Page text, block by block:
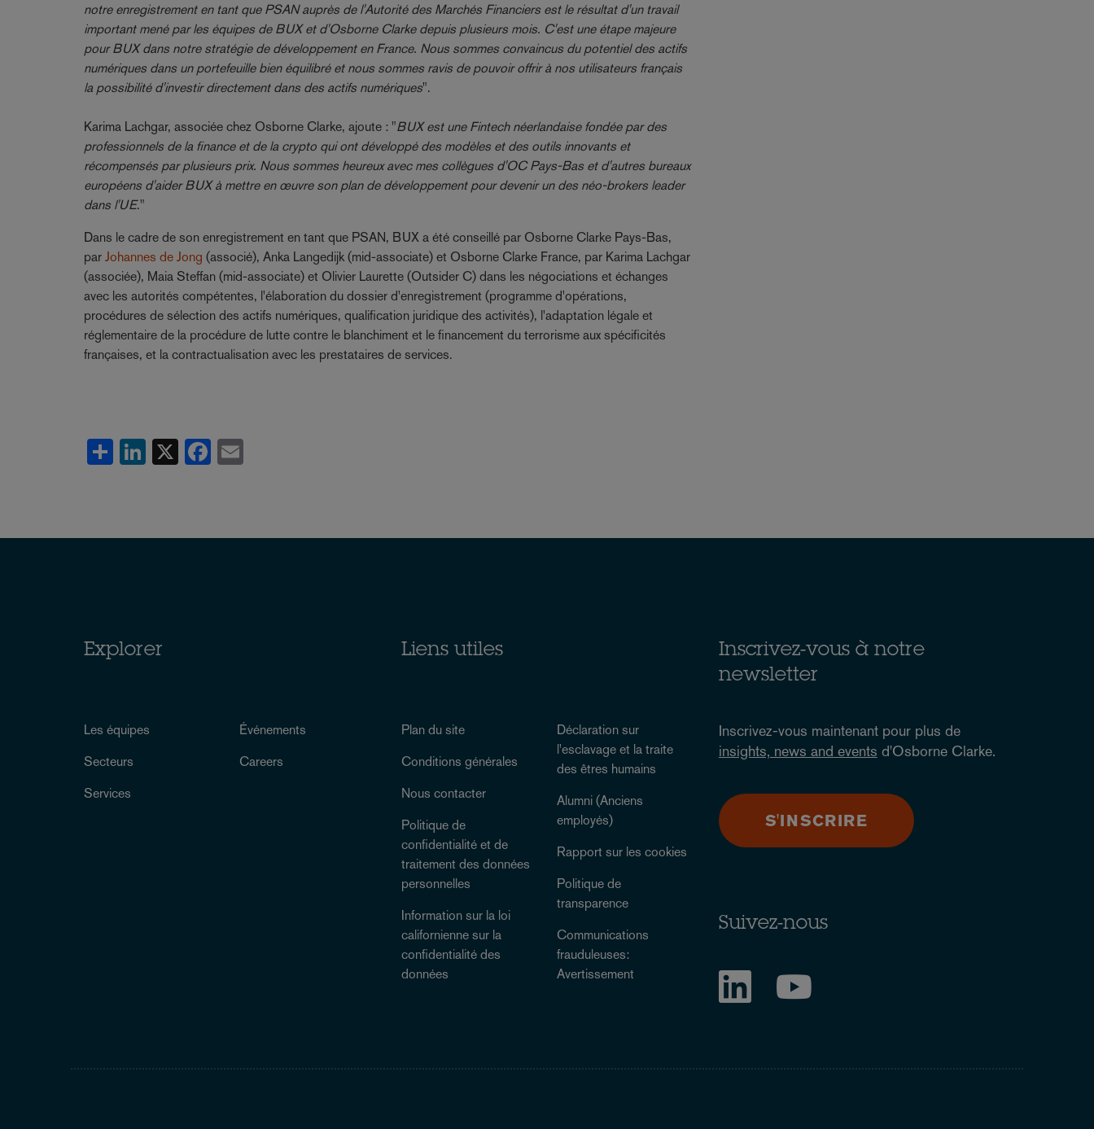
notre enregistrement en tant que PSAN auprès de l'Autorité des Marchés Financiers est le résultat d'un travail
important mené par les équipes de BUX et d'Osborne Clarke depuis plusieurs mois. C'est une étape majeure
pour BUX dans notre stratégie de développement en France. Nous sommes convaincus du potentiel des actifs
numériques dans un portefeuille bien équilibré et nous sommes ravis de pouvoir offrir à nos utilisateurs français
la possibilité d'investir directement dans des actifs numériques".
Karima Lachgar, associée chez Osborne Clarke, ajoute : "BUX est une Fintech néerlandaise fondée par des
professionnels de la finance et de la crypto qui ont développé des modèles et des outils innovants et
récompensés par plusieurs prix. Nous sommes heureux avec mes collègues d'OC Pays-Bas et d'autres bureaux
européens d'aider BUX à mettre en œuvre son plan de développement pour devenir un des néo-brokers leader
dans l'UE."
Dans le cadre de son enregistrement en tant que PSAN, BUX a été conseillé par Osborne Clarke Pays-Bas,
parJohannes de Jong (associé), Anka Langedijk (mid-associate) et Osborne Clarke France, par Karima Lachgar
(associée), Maia Steffan (mid-associate) et Olivier Laurette (Outsider C) dans les négociations et échanges
avec les autorités compétentes, l'élaboration du dossier d'enregistrement (programme d'opérations,
procédures de sélection des actifs numériques, qualification juridique des activités), l'adaptation légale et
réglementaire de la procédure de lutte contre le blanchiment et le financement du terrorisme aux spécificités
françaises, et la contractualisation avec les prestataires de services.
ShareLinkedIn
X Facebook
Explorer
Les équipes
Secteurs
Services
Événements
Careers
Liens utiles
Plan du site
Conditions générales
Nous contacter
Politique de
confidentialité et de
traitement des données
personnelles
Information sur la loi
californienne sur la
confidentialité des
données
Déclaration sur
l'esclavage et la traite
des êtres humains
Alumni (Anciens
employés)
Rapport sur les cookies
Politique de
transparence
Communications
frauduleuses:
Avertissement
Inscrivez-vous à notre
newsletter
Inscrivez-vous maintenant pour plus de
insights, news and events d'Osborne Clarke.
S'INSCRIRE
Suivez-nous